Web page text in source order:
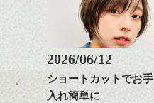
おすすめですね。
前髪もやや重めにカット
してラインを強調するの
もこれからは良い感じで
す、
目元が引き締まった印象
に。
2026/06/12
ショートカットでお手
入れ簡単に